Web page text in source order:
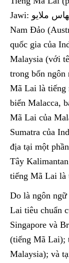
Jawi: بهاس ملايو) là một ngôn ngữ chính của ngữ hệ
Nam Đảo
quốc gia của
Malaysia (với
trong bốn ngôn
Mã Lai là tiếng
biển Malacca,
Mã Lai của
Sumatra của
địa tại một
Tây
tiếng Mã Lai là
Do là ngôn
Lai tiêu chuẩn
Singapore và
(tiếng Mã Lai);
Malaysia); và